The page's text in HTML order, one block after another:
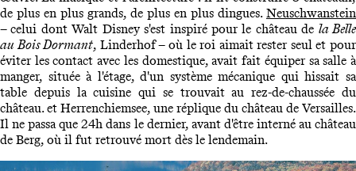
de plus en plus grands, de plus en plus dingues. Neuschwanstein
– celui dont Walt Disney s'est inspiré pour le château de la Belle
au Bois Dormant, Linderhof – où le roi aimait rester seul et pour
éviter les contact avec les domestique, avait fait équiper sa salle à
manger, située à l'étage, d'un système mécanique qui hissait sa
table depuis la cuisine qui se trouvait au rez-de-chaussée du
château. et Herrenchiemsee, une réplique du château de Versailles.
Il ne passa que 24h dans le dernier, avant d'être interné au château
de Berg, où il fut retrouvé mort dès le lendemain.